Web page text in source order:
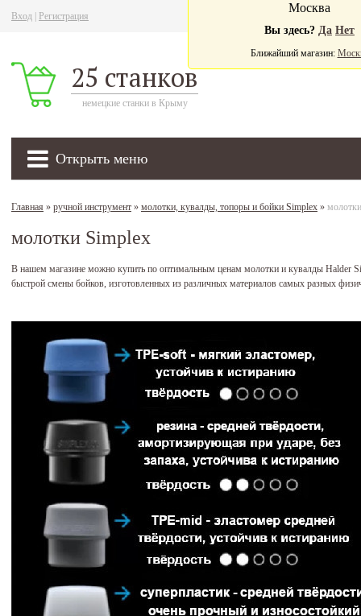
Вход Регистрация
25 станков
немецкие станки в Крыму
Открыть меню
Москва
Вы здесь? Да Нет
Ближайший магазин:
Главная » ручной инструмент » молотки, кувалды, топоры и бойки Simplex »
молотки Simplex
В нашем магазине можно купить по оптимальным ценам молотки и кувалды Halder
быстрой смены бойков, изготовленных из различных материалов самых разных